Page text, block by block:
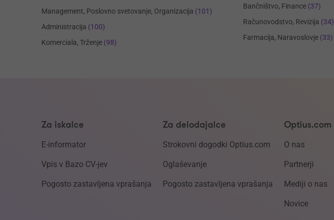
Management, Poslovno svetovanje, Organizacija (101)
Administracija (100)
Komerciala, Trženje (98)
Bančništvo, Finance (37)
Računovodstvo, Revizija (34)
Farmacija, Naravoslovje (33)
Za iskalce
E-informator
Vpis v Bazo CV-jev
Pogosto zastavljena vprašanja
Za delodajalce
Strokovni dogodki Optius.com
Oglaševanje
Pogosto zastavljena vprašanja
Optius.com
O nas
Partnerji
Mediji o nas
Novice